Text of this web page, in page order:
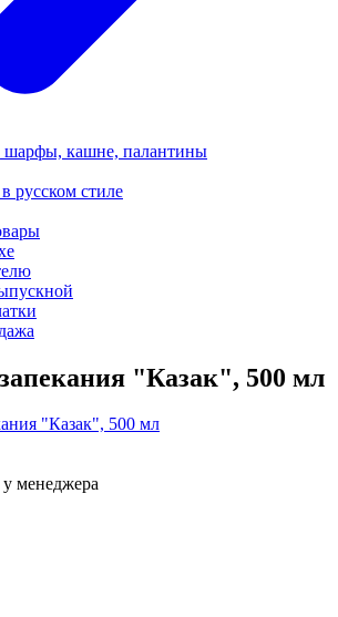
шарфы, кашне, палантины
русском стиле
"Казак", 500 мл
менеджера